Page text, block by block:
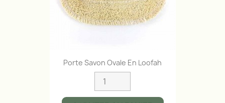
Porte Savon Ovale En Loofah